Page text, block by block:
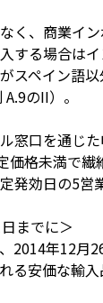
く、商業イ
する場合は
スペイン語
のII）。
窓口を通じ
格未満で
発効日の5営
までに＞
2014年12月
る安価な輸